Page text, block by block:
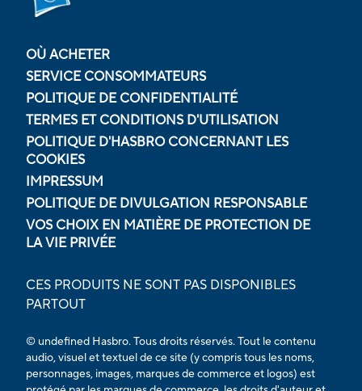
OÙ ACHETER
SERVICE CONSOMMATEURS
POLITIQUE DE CONFIDENTIALITÉ
TERMES ET CONDITIONS D'UTILISATION
POLITIQUE D'HASBRO CONCERNANT LES
COOKIES
IMPRESSUM
POLITIQUE DE DIVULGATION RESPONSABLE
VOS CHOIX EN MATIÈRE DE PROTECTION DE
LA VIE PRIVÉE
CES PRODUITS NE SONT PAS DISPONIBLES
PARTOUT
© undefined Hasbro. Tous droits réservés. Tout le contenu
audio, visuel et textuel de ce site (y compris tous les noms,
personnages, images, marques de commerce et logos) est